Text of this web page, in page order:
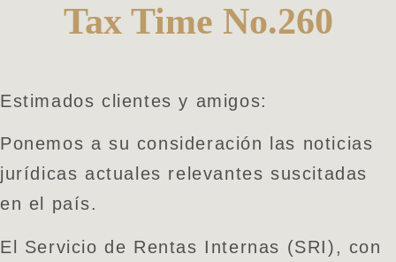
Tax Time No.260
Estimados clientes y amigos:
Ponemos a su consideración las noticias
jurídicas actuales relevantes suscitadas
en el país.
El Servicio de Rentas Internas (SRI), con